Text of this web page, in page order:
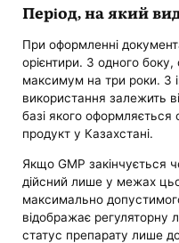
Період, на який
При оформленні
орієнтири. З одного
максимум на три роки. З
використання залежить
базі якого оформляється
продукт у Казахстані.
Якщо GMP закінчується
дійсний лише у межах
максимально
відображає регуляторну
статус препарату лише